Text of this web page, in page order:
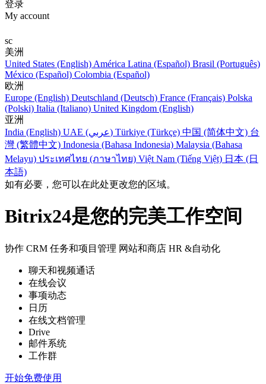
登录
My account
sc
美洲
United States (English) América Latina (Español) Brasil (Português)
México (Español) Colombia (Español)
欧洲
Europe (English) Deutschland (Deutsch) France (Français) Polska
(Polski) Italia (Italiano) United Kingdom (English)
亚洲
India (English)
UAE (عربي) Türkiye (Türkçe) 中国 (简体中文) 台
灣 (繁體中文) Indonesia (Bahasa Indonesia) Malaysia (Bahasa
Melayu) ประเทศไทย (ภาษาไทย) Việt Nam (Tiếng Việt) 日本 (日
本語)
如有必要，您可以在此处更改您的区域。
Bitrix24是您的完美工作空间
协作 CRM 任务和项目管理 网站和商店 HR &自动化
聊天和视频通话
在线会议
事项动态
日历
在线文档管理
Drive
邮件系统
工作群
开始免费使用